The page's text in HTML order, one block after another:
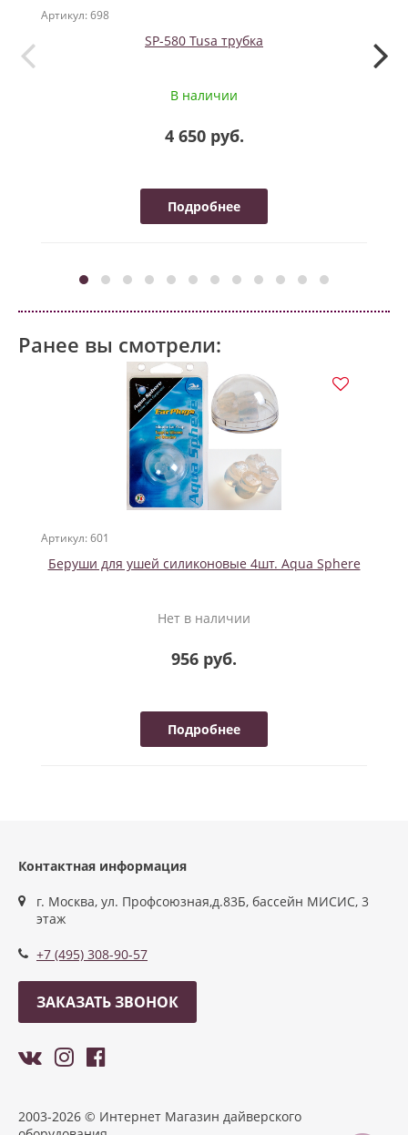
Артикул: 698
SP-580 Tusa трубка
В наличии
4 650 руб.
Подробнее
Ранее вы смотрели:
Артикул: 601
Беруши для ушей силиконовые 4шт. Aqua Sphere
Нет в наличии
956 руб.
Подробнее
Контактная информация
г. Москва, ул. Профсоюзная,д.83Б, бассейн МИСИС, 3
этаж
+7 (495) 308-90-57
ЗАКАЗАТЬ ЗВОНОК
2003-2026 © Интернет Магазин дайверского